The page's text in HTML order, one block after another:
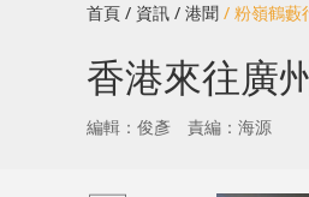
首頁 / 資訊 / 港聞 / 粉嶺鶴藪
香港來往廣
編輯：俊彥 責編：海源